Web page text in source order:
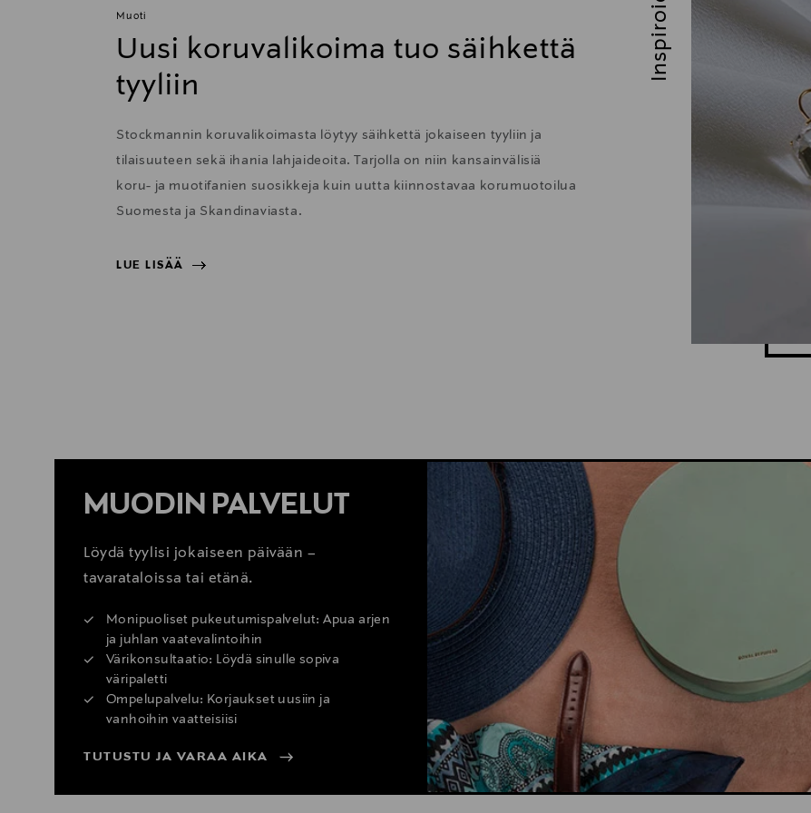
Muoti
Uusi koruvalikoima tuo säihkettä
tyyliin
Stockmannin koruvalikoimasta löytyy säihkettä jokaiseen tyyliin ja
tilaisuuteen sekä ihania lahjaideoita. Tarjolla on niin kansainvälisiä
koru- ja muotifanien suosikkeja kuin uutta kiinnostavaa korumuotoilua
Suomesta ja Skandinaviasta.
LUE LISÄÄ
Inspiroidu
MUODIN PALVELUT
Löydä tyylisi jokaiseen päivään –
tavarataloissa tai etänä.
Monipuoliset pukeutumispalvelut: Apua arjen
ja juhlan vaatevalintoihin
Värikonsultaatio: Löydä sinulle sopiva
väripaletti
Ompelupalvelu: Korjaukset uusiin ja
vanhoihin vaatteisiisi
TUTUSTU JA VARAA AIKA